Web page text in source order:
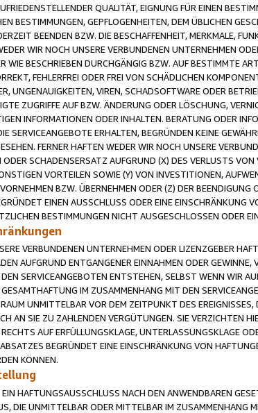
QUALITÄT, EIGNUNG FÜR EINEN
BESTIMMUNGEN, GEPFLOGENHEITEN, DEM ÜBLICHEN
BEENDEN BZW. DIE BESCHAFFENHEIT, MERKMALE,
WIR NOCH UNSERE VERBUNDENEN UNTERNEHMEN
WIE BESCHRIEBEN DURCHGÄNGIG BZW. AUF BESTIMMTE
FEHLERFREI ODER FREI VON SCHÄDLICHEN
UNGENAUIGKEITEN, VIREN, SCHADSOFTWARE ODER
ZUGRIFFE AUF BZW. ÄNDERUNG ODER LÖSCHUNG,
INFORMATIONEN ODER INHALTEN. BERATUNG ODER
SERVICEANGEBOTE ERHALTEN, BEGRÜNDEN KEINE
FERNER HAFTEN WEDER WIR NOCH UNSERE
SCHADENSERSATZ AUFGRUND (X) DES VERLUSTS
VORTEILEN SOWIE (Y) VON INVESTITIONEN,
BZW. ÜBERNEHMEN ODER (Z) DER
EINEN AUSSCHLUSS ODER EINE EINSCHRÄNKUNG
BESTIMMUNGEN NICHT AUSGESCHLOSSEN ODER
VERBUNDENEN UNTERNEHMEN ODER LIZENZGEBER
AUFGRUND ENTGANGENER EINNAHMEN ODER
SERVICEANGEBOTEN ENTSTEHEN, SELBST WENN WIR
IM ZUSAMMENHANG MIT DEN
UNMITTELBAR VOR DEM ZEITPUNKT DES
AN SIE ZU ZAHLENDEN VERGÜTUNGEN. SIE VERZICHTEN
AUF ERFÜLLUNGSKLAGE, UNTERLASSUNGSKLAGE
BEGRÜNDET EINE EINSCHRÄNKUNG VON
KÖNNEN.
HAFTUNGSAUSSCHLUSS NACH DEN ANWENDBAREN
DIE UNMITTELBAR ODER MITTELBAR IM ZUSAMMENHANG